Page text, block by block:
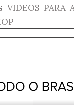
VIDEOS PARA